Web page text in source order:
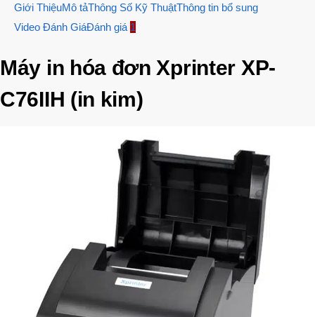
Giới ThiệuMô tảThông Số Kỹ ThuậtThông tin bổ sung
Video Đánh GiáĐánh giá 1
Máy in hóa đơn Xprinter XP-
C76IIH (in kim)